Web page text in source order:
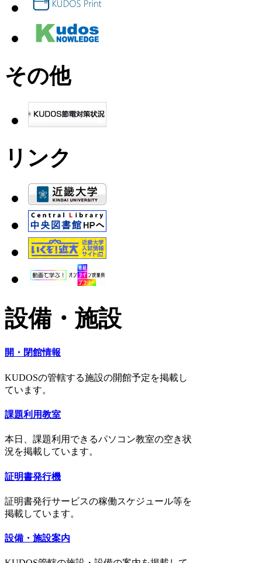
その他
リンク
設備・施設
開・閉館情報
KUDOSの管轄する施設の開館予定を掲載し
ています。
課題利用教室
本日、課題利用できるパソコン教室の空き状
況を掲載しています。
証明書発行機
証明書発行サービスの稼働スケジュール等を
掲載しています。
設備・施設案内